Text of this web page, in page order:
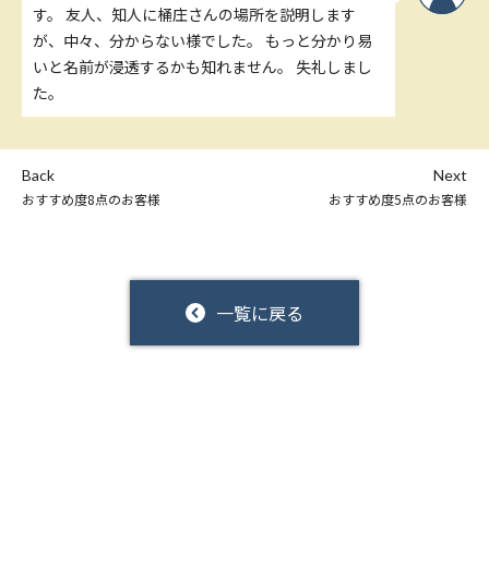
す。 友人、知人に桶庄さんの場所を説明します
が、中々、分からない様でした。 もっと分かり易
いと名前が浸透するかも知れません。 失礼しまし
た。
Back
おすすめ度8点のお客様
一覧に戻る
Next
おすすめ度5点のお客様